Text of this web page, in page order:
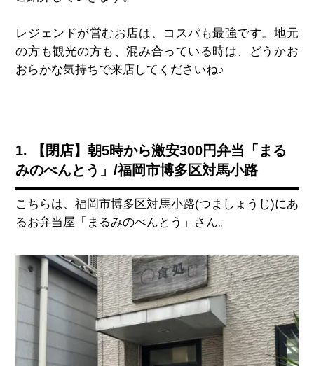
レジェンドが営むお店は、コスパも最強です。地元
の方も観光の方も、混み合っている時は、どうかお
おらかな気持ちで来店してくださいね♪
1. 【閉店】朝5時から激安300円弁当「まる
みのべんとう」/福岡市博多区対馬小路
こちらは、福岡市博多区対馬小路(つましょうじ)にあ
るお弁当屋「まるみのべんとう」さん。